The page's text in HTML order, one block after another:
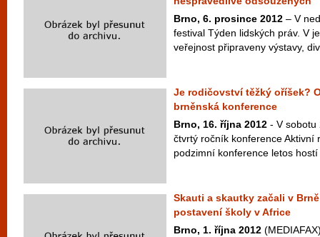
Brno, 6. prosince 2012 – V
festival Týden lidských práv. V
veřejnost připraveny výstavy,
Je rodičovství těžký oříšek?
brněnská konference
Brno, 16. října 2012 - V sobotu
čtvrtý ročník konference Aktivní
podzimní konference letos
Skauti a skautky začali v
postavení školy v Africe
Brno, 1. října 2012